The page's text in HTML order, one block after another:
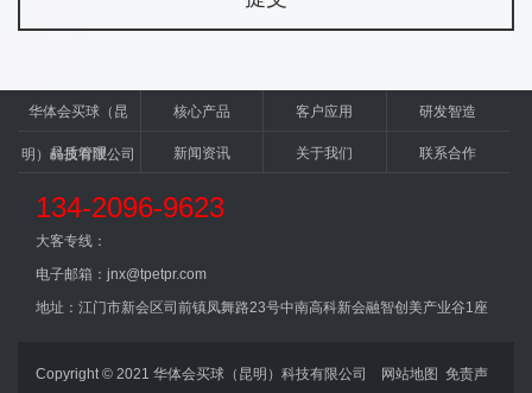
华体会买球（昆
明）科技有限公司
核心产品 客户应用 研发智造
品质管理 新闻资讯 关于我们 联系合作
134-2096-9623
大客专线：
电子邮箱：jnx@tpetpr.com
地址：江门市新会区司前镇凤舞路23号中南高科新会融智创美产业谷1座
Copyright © 2021 华体会买球（昆明）科技有限公司 网站地图 免责声